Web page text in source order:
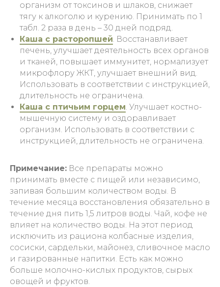
организм от токсинов и шлаков, снижает
тягу к алкоголю и курению. Принимать по 1
табл. 2 раза в день – 30 дней подряд.
Каша с расторопшей. Восстанавливает
печень, улучшает деятельность всех органов
и тканей, повышает иммунитет, нормализует
микрофлору ЖКТ, улучшает внешний вид.
Использовать в соответствии с инструкцией,
длительность не ограничена.
Каша с птичьим горцем. Улучшает костно-
мышечную систему и оздоравливает
организм. Использовать в соответствии с
инструкцией, длительность не ограничена.
Примечание: Все препараты можно
принимать вместе с пищей или независимо,
запивая большим количеством воды. В
течение месяца восстановления обязательно в
течение дня пить 1,5 литров воды. Чай, кофе не
влияет на количество воды. На этот период
исключить из рациона колбасные изделия,
сосиски, сардельки, майонез, сливочное масло
и газированные напитки. Есть как можно
больше молочно-кислых продуктов, сырых
овощей и фруктов.